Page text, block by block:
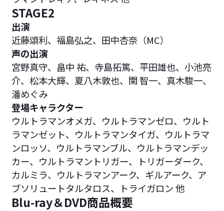
STAGE2
出演
近藤頌利、福島弘之、田中杏奈（MC）
声の出演
宮野真守、畠中 祐、寺島拓篤、平田雄也、小池亮
介、松本大輝、夏八木敦也、関 智一、真木駿一、
潘めぐみ
登場キャラクター
ウルトラマンオメガ、ウルトラマンゼロ、ウルト
ラマンゼット、ウルトラマンタイガ、ウルトラマ
ンロッソ、ウルトラマンブル、ウルトラマンデッ
カー、ウルトラマントリガー、トリガーダーク、
カルミラ、ウルトラマンアーク、ギルアーク、ア
ブソリュートタルタロス、トライガロン 他
Blu-ray＆DVD商品概要